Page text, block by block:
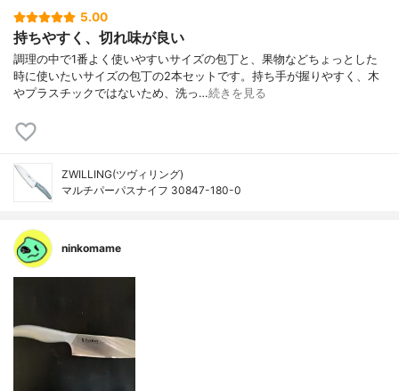
5.00
持ちやすく、切れ味が良い
調理の中で1番よく使いやすいサイズの包丁と、果物などちょっとした
時に使いたいサイズの包丁の2本セットです。持ち手が握りやすく、木
やプラスチックではないため、洗っ…続きを見る
ZWILLING(ツヴィリング)
マルチパーパスナイフ 30847-180-0
ninkomame